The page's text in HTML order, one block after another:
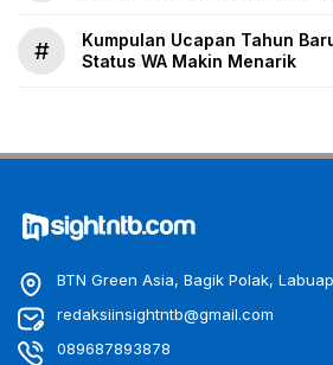
#
Kumpulan Ucapan Tahun
Status WA Makin Menarik
BTN Green Asia, Bagik Polak,
redaksiinsightntb@gmail.com
089687893878